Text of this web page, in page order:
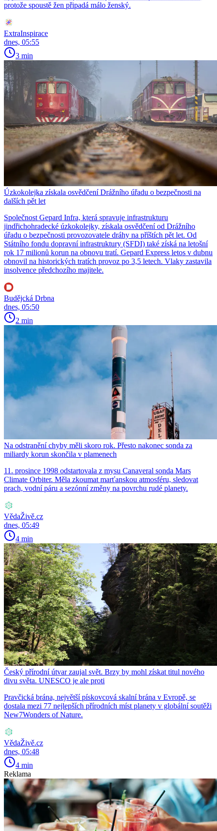
protože spoustě žen připadá málo ženský.
ExtraInspirace
dnes, 05:55
3 min
Úzkokolejka získala osvědčení Drážního úřadu o bezpečnosti na
dalších pět let
Společnost Gepard Infra, která spravuje infrastrukturu
jindřichohradecké úzkokolejky, získala osvědčení od Drážního
úřadu o bezpečnosti provozovatele dráhy na příštích pět let. Od
Státního fondu dopravní infrastruktury (SFDI) také získá na letošní
rok 17 milionů korun na obnovu tratí. Gepard Express letos v dubnu
obnovil na historických tratích provoz po 3,5 letech. Vlaky zastavila
insolvence předchozího majitele.
Budějcká Drbna
dnes, 05:50
2 min
Na odstranění chyby měli skoro rok. Přesto nakonec sonda za
miliardy korun skončila v plamenech
11. prosince 1998 odstartovala z mysu Canaveral sonda Mars
Climate Orbiter. Měla zkoumat marťanskou atmosféru, sledovat
prach, vodní páru a sezónní změny na povrchu rudé planety.
VědaŽivě.cz
dnes, 05:49
4 min
Český přírodní útvar zaujal svět. Brzy by mohl získat titul nového
divu světa. UNESCO je ale proti
Pravčická brána, největší pískovcová skalní brána v Evropě, se
dostala mezi 77 nejlepších přírodních míst planety v globální soutěži
New7Wonders of Nature.
VědaŽivě.cz
dnes, 05:48
4 min
Reklama